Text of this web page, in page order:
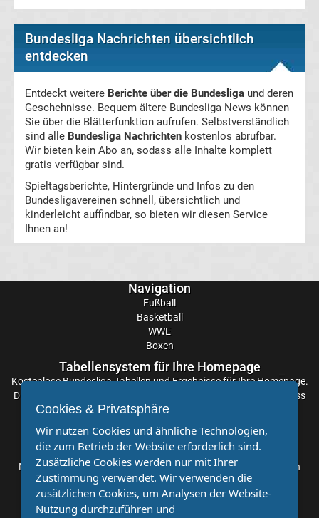
Premier
League
Erg.
Premier
League
Tabelle
Frauen
Bundesliga
Tabelle
Ligue
Bundesliga Nachrichten übersichtlich
entdecken
Entdeckt weitere Berichte über die Bundesliga und deren
Geschehnisse. Bequem ältere Bundesliga News können
Sie über die Blätterfunktion aufrufen. Selbstverständlich
sind alle Bundesliga Nachrichten kostenlos abrufbar.
Wir bieten kein Abo an, sodass alle Inhalte komplett
gratis verfügbar sind.
Spieltagsberichte, Hintergründe und Infos zu den
Bundesligavereinen schnell, übersichtlich und
kinderleicht auffindbar, so bieten wir diesen Service
Ihnen an!
Navigation
Fußball
Basketball
WWE
Boxen
Tabellensystem für Ihre Homepage
KostenloseBundesliga-Tabellenund Ergebnisse für Ihre Homepage.
Die Aktualisierung der Ergebnisse erfolgt alle paar Minuten, sodass
Sie stets auf dem Laufenden sind. Einfache und schnelle
Partnervereine
Möchten Sie, dass auch Ihr Verein mehr Beachtung findet? Dann
sind Sie bei uns genau richtig. Wir suchen Ihren Verein für eine
kostenlose Kooperation. Veröffentlichen Sie Ihre Spielberichte,
Sportnachrichten und Aufrufe bei uns!
Cookies & Privatsphäre
Wir nutzen Cookies und ähnliche Technologien,
die zum Betrieb der Website erforderlich sind.
Zusätzliche Cookies werden nur mit Ihrer
Zustimmung verwendet. Wir verwenden die
zusätzlichen Cookies, um Analysen der Website-
Nutzung durchzuführen und